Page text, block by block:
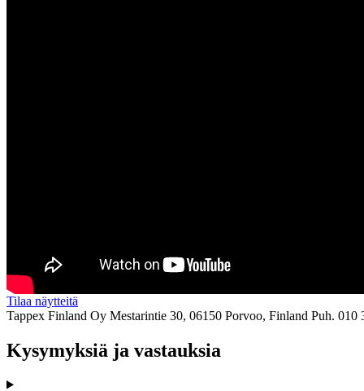
Tilaa näytteitä
Tappex Finland Oy Mestarintie 30, 06150 Porvoo, Finland Puh. 010
Kysymyksiä ja vastauksia